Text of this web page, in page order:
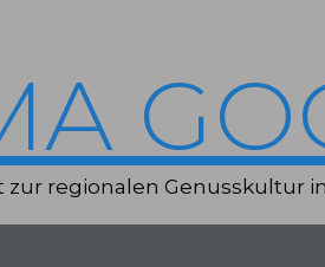
regionalen Genusskultur